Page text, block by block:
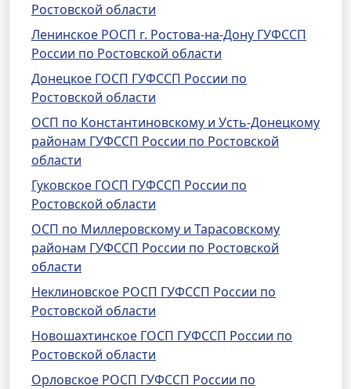
Ростовской области
Ленинское РОСП г. Ростова-на-Дону ГУФССП
России по Ростовской области
Донецкое ГОСП ГУФССП России по
Ростовской области
ОСП по Константиновскому и Усть-Донецкому
районам ГУФССП России по Ростовской
области
Гуковское ГОСП ГУФССП России по
Ростовской области
ОСП по Миллеровскому и Тарасовскому
районам ГУФССП России по Ростовской
области
Неклиновское РОСП ГУФССП России по
Ростовской области
Новошахтинское ГОСП ГУФССП России по
Ростовской области
Орловское РОСП ГУФССП России по